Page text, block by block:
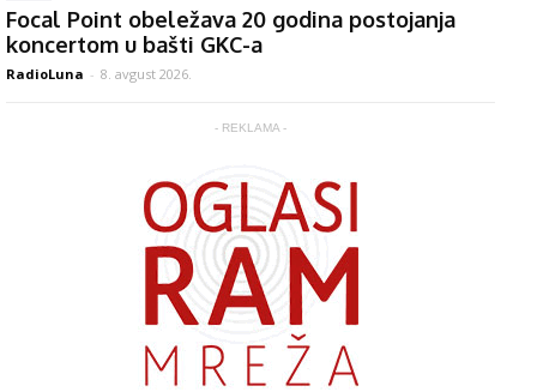
Focal Point obeležava 20 godina postojanja
koncertom u bašti GKC-a
RadioLuna - 8. avgust 2026.
- REKLAMA -